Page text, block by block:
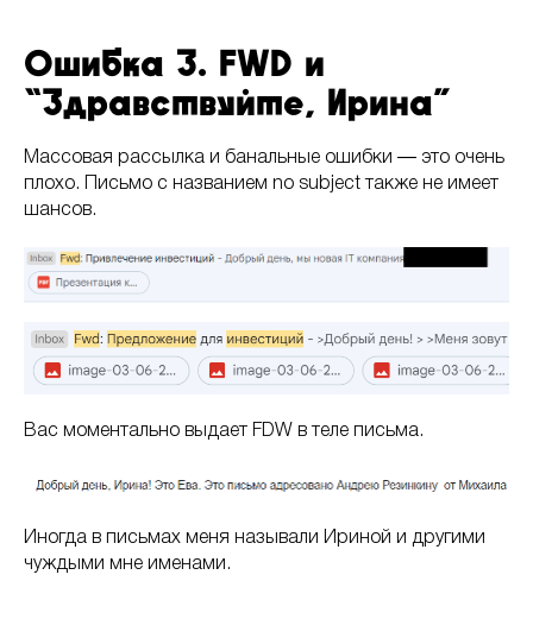
Ошибка 3. FWD и
“Здравствуйте, Ирина”
Массовая рассылка и банальные ошибки ― это очень
плохо. Письмо с названием no subject также не имеет
шансов.
Вас моментально выдает FDW в теле письма.
Иногда в письмах меня называли Ириной и другими
чуждыми мне именами.